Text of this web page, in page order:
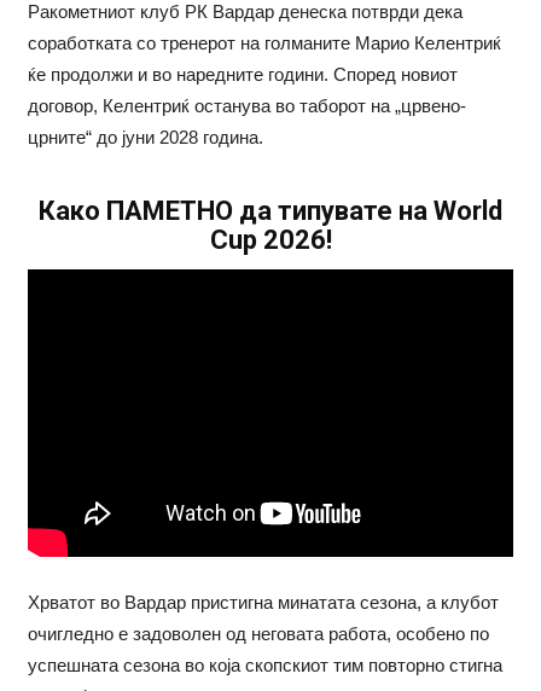
Ракометниот клуб РК Вардар денеска потврди дека
соработката со тренерот на голманите Марио Келентриќ
ќе продолжи и во наредните години. Според новиот
договор, Келентриќ останува во таборот на „црвено-
црните“ до јуни 2028 година.
Како ПАМЕТНО да типувате на World
Cup 2026!
Хрватот во Вардар пристигна минатата сезона, а клубот
очигледно е задоволен од неговата работа, особено по
успешната сезона во која скопскиот тим повторно стигна